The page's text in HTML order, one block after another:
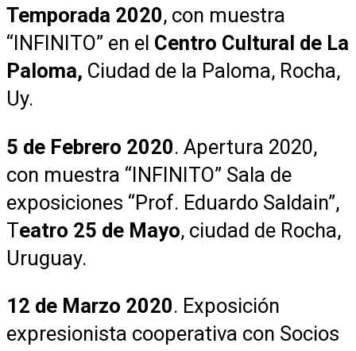
Temporada 2020, con muestra
“INFINITO” en el Centro Cultural de La
Paloma, Ciudad de la Paloma, Rocha,
Uy.
5 de Febrero 2020. Apertura 2020,
con muestra “INFINITO” Sala de
exposiciones “Prof. Eduardo Saldain”,
Teatro 25 de Mayo, ciudad de Rocha,
Uruguay.
12 de Marzo 2020. Exposición
expresionista cooperativa con Socios